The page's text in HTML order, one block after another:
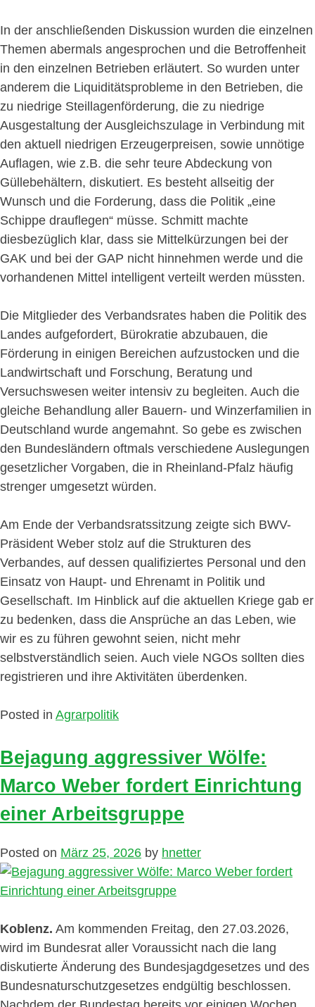
In der anschließenden Diskussion wurden die einzelnen
Themen abermals angesprochen und die Betroffenheit
in den einzelnen Betrieben erläutert. So wurden unter
anderem die Liquiditätsprobleme in den Betrieben, die
zu niedrige Steillagenförderung, die zu niedrige
Ausgestaltung der Ausgleichszulage in Verbindung mit
den aktuell niedrigen Erzeugerpreisen, sowie unnötige
Auflagen, wie z.B. die sehr teure Abdeckung von
Güllebehältern, diskutiert. Es besteht allseitig der
Wunsch und die Forderung, dass die Politik „eine
Schippe drauflegen“ müsse. Schmitt machte
diesbezüglich klar, dass sie Mittelkürzungen bei der
GAK und bei der GAP nicht hinnehmen werde und die
vorhandenen Mittel intelligent verteilt werden müssten.
Die Mitglieder des Verbandsrates haben die Politik des
Landes aufgefordert, Bürokratie abzubauen, die
Förderung in einigen Bereichen aufzustocken und die
Landwirtschaft und Forschung, Beratung und
Versuchswesen weiter intensiv zu begleiten. Auch die
gleiche Behandlung aller Bauern- und Winzerfamilien in
Deutschland wurde angemahnt. So gebe es zwischen
den Bundesländern oftmals verschiedene Auslegungen
gesetzlicher Vorgaben, die in Rheinland-Pfalz häufig
strenger umgesetzt würden.
Am Ende der Verbandsratssitzung zeigte sich BWV-
Präsident Weber stolz auf die Strukturen des
Verbandes, auf dessen qualifiziertes Personal und den
Einsatz von Haupt- und Ehrenamt in Politik und
Gesellschaft. Im Hinblick auf die aktuellen Kriege gab er
zu bedenken, dass die Ansprüche an das Leben, wie
wir es zu führen gewohnt seien, nicht mehr
selbstverständlich seien. Auch viele NGOs sollten dies
registrieren und ihre Aktivitäten überdenken.
Posted in Agrarpolitik
Bejagung aggressiver Wölfe:
Marco Weber fordert Einrichtung
einer Arbeitsgruppe
Posted on März 25, 2026 by hnetter
Koblenz. Am kommenden Freitag, den 27.03.2026,
wird im Bundesrat aller Voraussicht nach die lang
diskutierte Änderung des Bundesjagdgesetzes und des
Bundesnaturschutzgesetzes endgültig beschlossen.